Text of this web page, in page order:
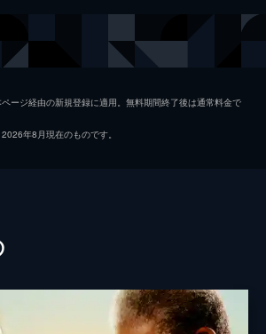
Ｊ・Ｋ・シモンズ
スアンヌ・スポーク
マックス・カッシュ
ージ経由の新規登録に適用。無料期間終了後は通常料金で
年8月現在のものです。